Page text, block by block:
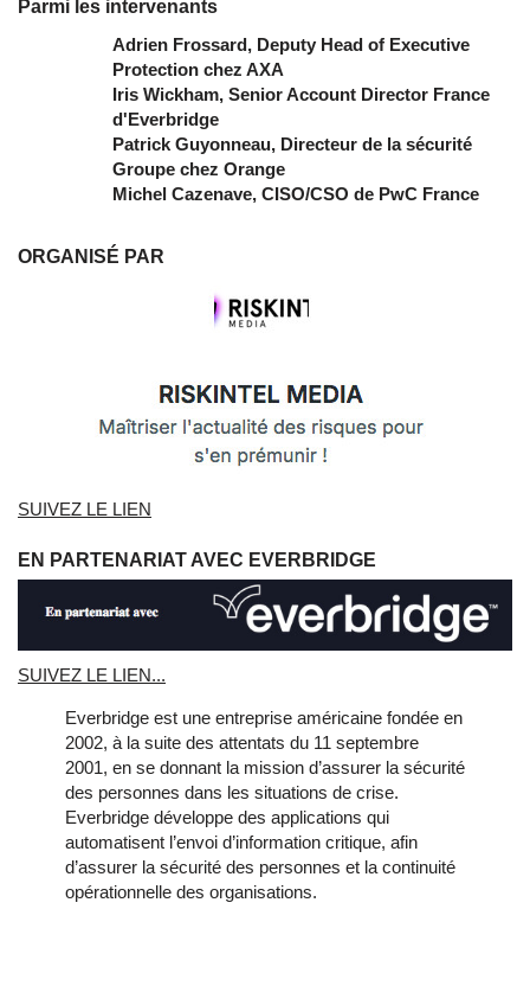
Parmi les intervenants
Adrien Frossard, Deputy Head of Executive
Protection chez AXA
Iris Wickham, Senior Account Director France
d'Everbridge
Patrick Guyonneau, Directeur de la sécurité
Groupe chez Orange
Michel Cazenave, CISO/CSO de PwC France
ORGANISÉ PAR
SUIVEZ LE LIEN
EN PARTENARIAT AVEC EVERBRIDGE
SUIVEZ LE LIEN...
Everbridge est une entreprise américaine fondée en
2002, à la suite des attentats du 11 septembre
2001, en se donnant la mission d’assurer la sécurité
des personnes dans les situations de crise.
Everbridge développe des applications qui
automatisent l’envoi d’information critique, afin
d’assurer la sécurité des personnes et la continuité
opérationnelle des organisations.